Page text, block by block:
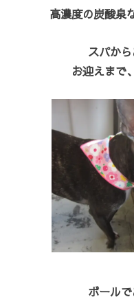
高濃度の炭酸泉
スパから
お迎えまで
ボール